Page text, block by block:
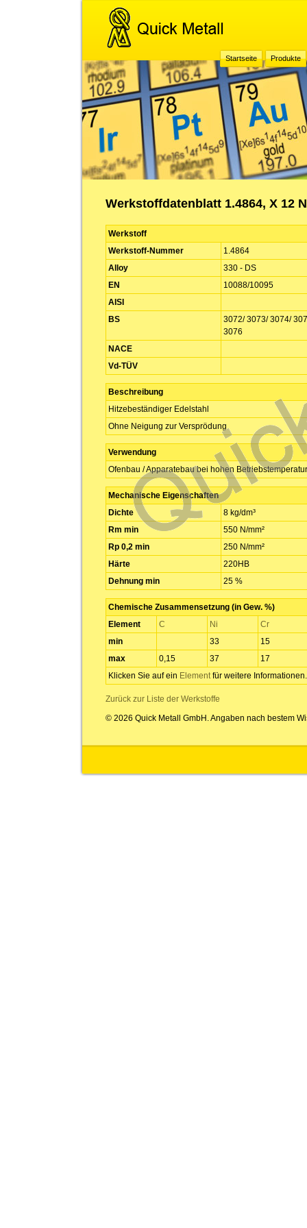
Startseite Produkte
Werkstoffdatenblatt 1.4864, X 12
Werkstoff
Werkstoff-Nummer
1.4864
Alloy
330 - DS
EN
10088/10095
AISI
BS
3072/ 3073/ 3074/
3076
NACE
Vd-TÜV
Beschreibung
Hitzebeständiger Edelstahl
Ohne Neigung zur Versprödung
Verwendung
Ofenbau / Apparatebau bei hohen
Mechanische Eigenschaften
Dichte
8 kg/dm³
Rm min
550 N/mm²
Rp 0,2 min
250 N/mm²
Härte
220HB
Dehnung min
25 %
Chemische Zusammensetzung (in Gew. %)
Element
C Ni
Cr
min
33
15
max
0,15 37
17
Klicken Sie auf ein Elementfür weitere Informationen.
Zurück zur Liste der Werkstoffe
© 2026 Quick Metall GmbH. Angaben nach bestem